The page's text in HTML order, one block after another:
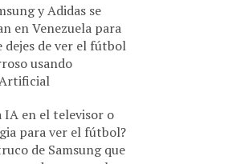
y Adidas se
en Venezuela para
dejes de ver el fútbol
usando
IA en el televisor o
para ver el fútbol?
de Samsung que